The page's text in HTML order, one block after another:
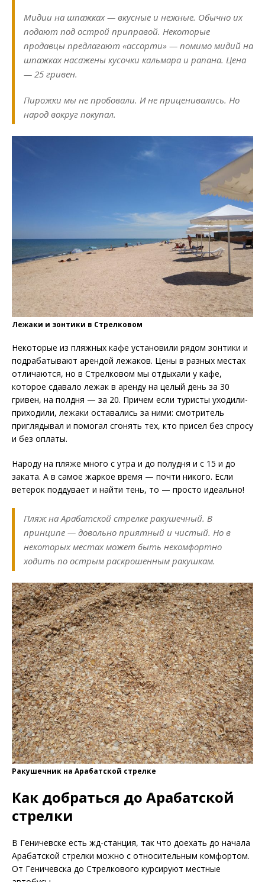
Мидии на шпажках — вкусные и нежные. Обычно их
подают под острой приправой. Некоторые
продавцы предлагают «ассорти» — помимо мидий на
шпажках насажены кусочки кальмара и рапана. Цена
— 25 гривен.
Пирожки мы не пробовали. И не приценивались. Но
народ вокруг покупал.
Лежаки и зонтики в Стрелковом
Некоторые из пляжных кафе установили рядом зонтики и
подрабатывают арендой лежаков. Цены в разных местах
отличаются, но в Стрелковом мы отдыхали у кафе,
которое сдавало лежак в аренду на целый день за 30
гривен, на полдня — за 20. Причем если туристы уходили-
приходили, лежаки оставались за ними: смотритель
приглядывал и помогал сгонять тех, кто присел без спросу
и без оплаты.
Народу на пляже много с утра и до полудня и с 15 и до
заката. А в самое жаркое время — почти никого. Если
ветерок поддувает и найти тень, то — просто идеально!
Пляж на Арабатской стрелке ракушечный. В
принципе — довольно приятный и чистый. Но в
некоторых местах может быть некомфортно
ходить по острым раскрошенным ракушкам.
Ракушечник на Арабатской стрелке
Как добраться до Арабатской
стрелки
В Геничевске есть жд-станция, так что доехать до начала
Арабатской стрелки можно с относительным комфортом.
От Геничевска до Стрелкового курсируют местные